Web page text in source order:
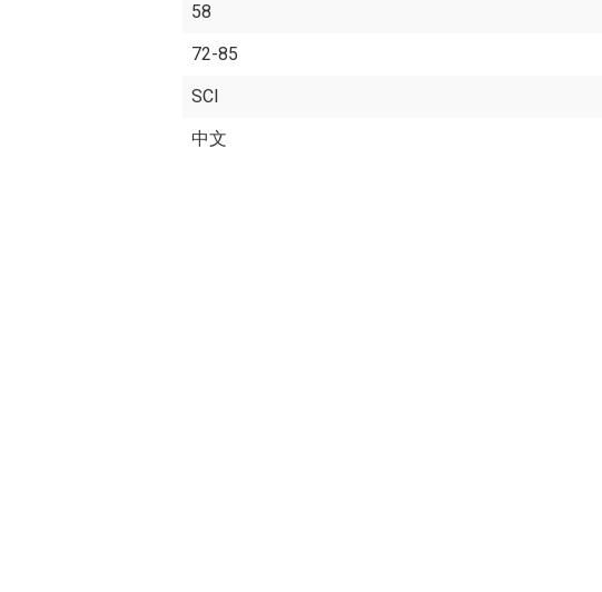
58
72-85
SCI
中文